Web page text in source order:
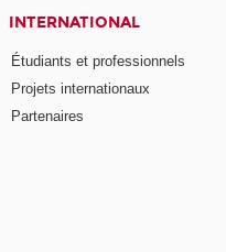
INTERNATIONAL
Étudiants et professionnels
Projets internationaux
Partenaires